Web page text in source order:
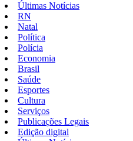
Últimas Notícias
RN
Natal
Política
Polícia
Economia
Brasil
Saúde
Esportes
Cultura
Serviços
Publicações Legais
Edição digital